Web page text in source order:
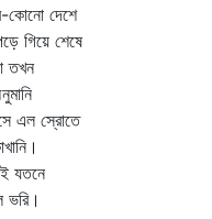
কোনো দেশে
গিয়ে শেষে
তখন
এল স্রোতে
যতনে